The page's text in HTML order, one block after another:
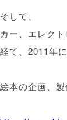
して、
ー、エレク
て、2011年に
本の企画、